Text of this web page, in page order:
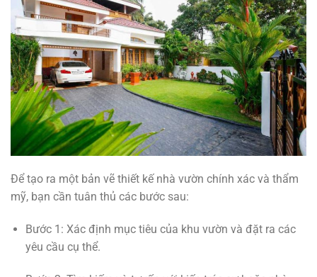
Để tạo ra một bản vẽ thiết kế nhà vườn chính xác và thẩm
mỹ, bạn cần tuân thủ các bước sau:
Bước 1: Xác định mục tiêu của khu vườn và đặt ra các
yêu cầu cụ thể.